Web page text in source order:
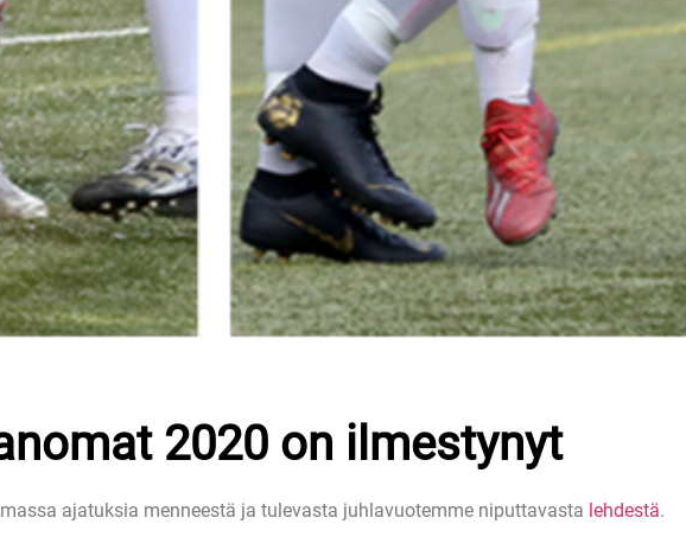
2020 on ilmestynyt
ajatuksia menneestä ja tulevasta juhlavuotemme niputtavasta lehdestä.